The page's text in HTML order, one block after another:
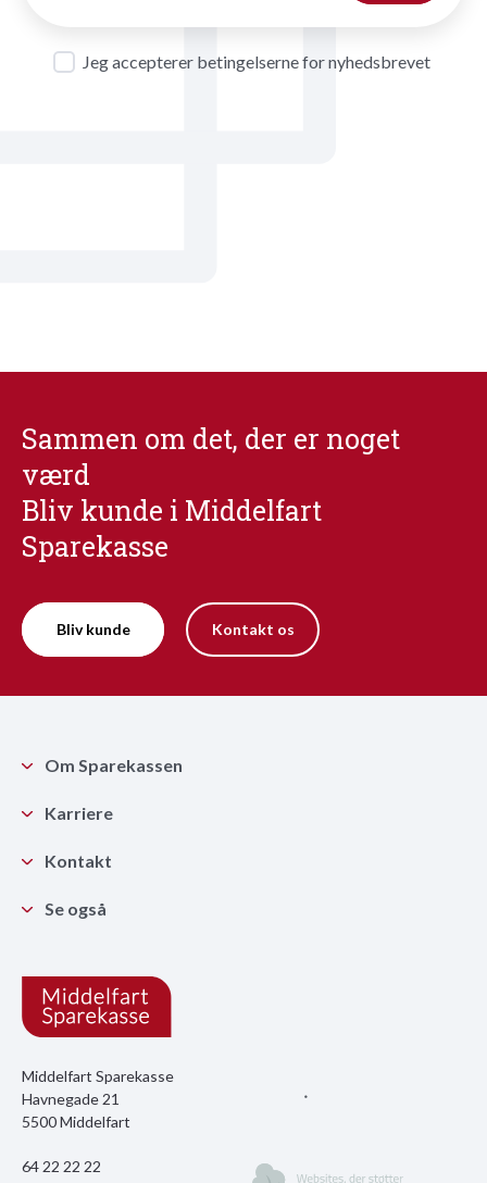
Jeg accepterer betingelserne for nyhedsbrevet
Sammen om det, der er noget
værd
Bliv kunde i Middelfart
Sparekasse
Bliv kunde Kontakt os
Middelfart Sparekasse
Havnegade 21
5500 Middelfart
64 22 22 22
Om Sparekassen
Karriere
Kontakt
Se også